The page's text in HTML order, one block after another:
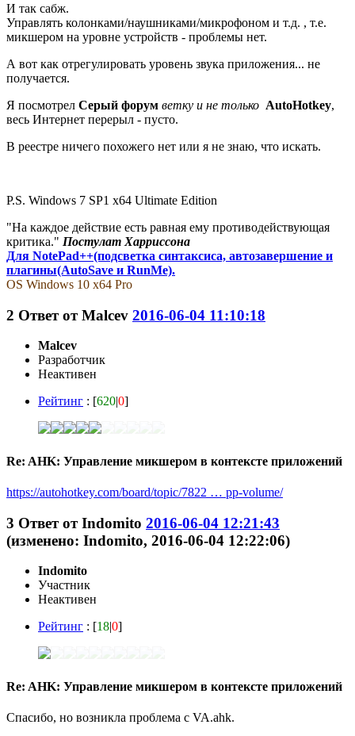
И так сабж.
Управлять колонками/наушниками/микрофоном и т.д. , т.е.
микшером на уровне устройств - проблемы нет.
А вот как отрегулировать уровень звука приложения... не
получается.
Я посмотрел Серый форум ветку и не только AutoHotkey,
весь Интернет перерыл - пусто.
В реестре ничего похожего нет или я не знаю, что искать.
P.S. Windows 7 SP1 x64 Ultimate Edition
"На каждое действие есть равная ему противодействующая
критика." Постулат Харриссона
Для NotePad++(подсветка синтаксиса, автозавершение и
плагины(AutoSave и RunMe).
OS Windows 10 x64 Pro
2 Ответ отMalcev 2016-06-04 11:10:18
Malcev
Разработчик
Неактивен
Рейтинг : [620|0]
Re: AHK: Управление микшером в контексте приложений
https://autohotkey.com/board/topic/7822 … pp-volume/
3 Ответ отIndomito 2016-06-04 12:21:43
(изменено: Indomito, 2016-06-04 12:22:06)
Indomito
Участник
Неактивен
Рейтинг : [18|0]
Re: AHK: Управление микшером в контексте приложений
Спасибо, но возникла проблема с VA.ahk.